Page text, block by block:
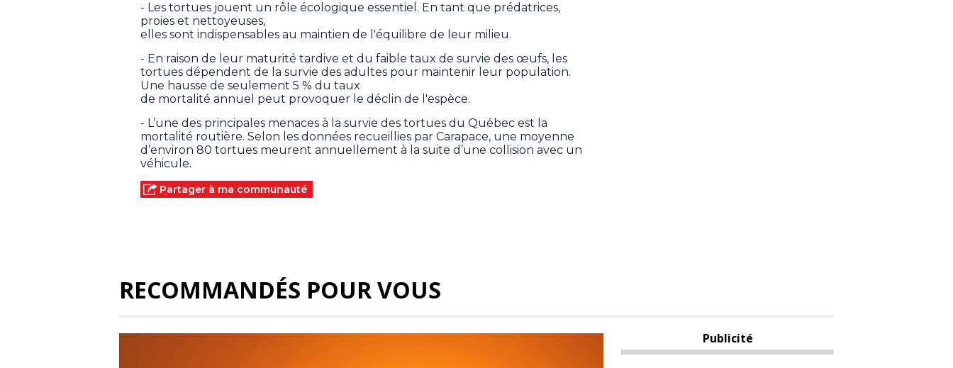
- Les tortues jouent un rôle écologique essentiel. En tant que prédatrices,
proies et nettoyeuses,
elles sont indispensables au maintien de l'équilibre de leur milieu.
- En raison de leur maturité tardive et du faible taux de survie des œufs, les
tortues dépendent de la survie des adultes pour maintenir leur population.
Une hausse de seulement 5 % du taux
de mortalité annuel peut provoquer le déclin de l'espèce.
- L’une des principales menaces à la survie des tortues du Québec est la
mortalité routière. Selon les données recueillies par Carapace, une moyenne
d’environ 80 tortues meurent annuellement à la suite d’une collision avec un
véhicule.
Partager à ma communauté
RECOMMANDÉS POUR VOUS
Publicité